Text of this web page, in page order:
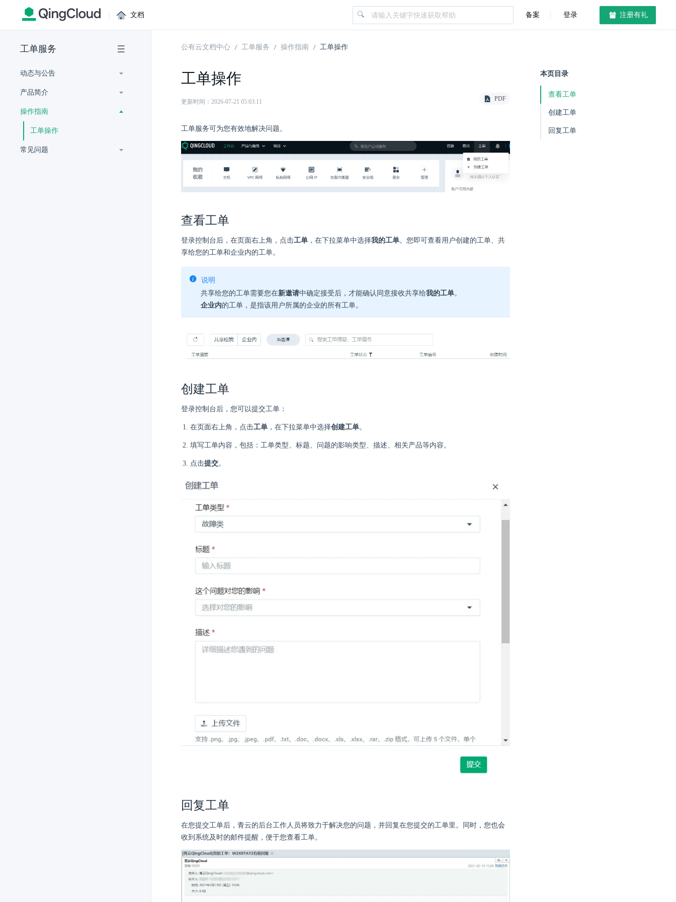
| 文档 备案 登录 注册有礼
工单服务
动态与公告
产品简介
操作指南
工单操作
常见问题
公有云文档中心 工单服务 操作指南 工单操作
工单操作
更新时间：2026-07-21 05:03:11 PDF
工单服务可为您有效地解决问题。
查看工单
登录控制台后，在页面右上角，点击工单 ，在下拉菜单中选择我的工单。您即可查看用户创建的工单、共
享给您的工单和企业内的工单。
说明
共享给您的工单需要您在新邀请中确定接受后，才能确认同意接收共享给我的工单。
企业内的工单，是指该用户所属的企业的所有工单。
创建工单
登录控制台后，您可以提交工单：
在页面右上角，点击工单 ，在下拉菜单中选择创建工单。
填写工单内容，包括：工单类型、标题、问题的影响类型、描述、相关产品等内容。
点击提交。
回复工单
在您提交工单后，青云的后台工作人员将致力于解决您的问题，并回复在您提交的工单里。同时，您也会
收到系统及时的邮件提醒，便于您查看工单。
本页目录
查看工单
创建工单
回复工单